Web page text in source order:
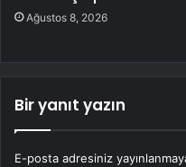
Ağustos 8, 2026
Bir yanıt yazın
E-posta adresiniz